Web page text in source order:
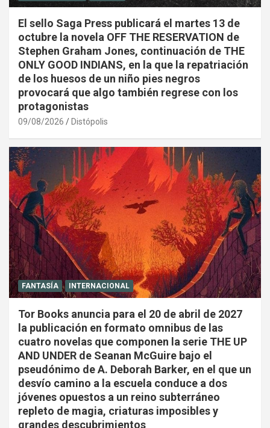
El sello Saga Press publicará el martes 13 de
octubre la novela OFF THE RESERVATION de
Stephen Graham Jones, continuación de THE
ONLY GOOD INDIANS, en la que la repatriación
de los huesos de un niño pies negros
provocará que algo también regrese con los
protagonistas
09/08/2026 Distópolis
FANTASÍA INTERNACIONAL
Tor Books anuncia para el 20 de abril de 2027
la publicación en formato omnibus de las
cuatro novelas que componen la serie THE UP
AND UNDER de Seanan McGuire bajo el
pseudónimo de A. Deborah Barker, en el que un
desvío camino a la escuela conduce a dos
jóvenes opuestos a un reino subterráneo
repleto de magia, criaturas imposibles y
grandes descubrimientos